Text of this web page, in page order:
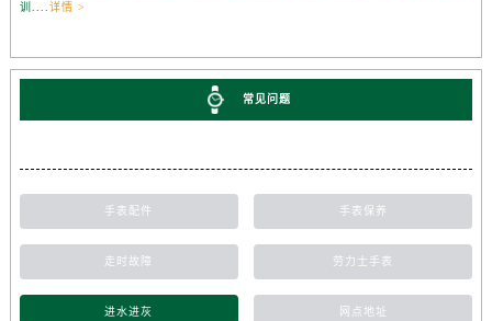
训....详情 >
常见问题
手表配件 手表保养
走时故障 劳力士手表
进水进灰 网点地址